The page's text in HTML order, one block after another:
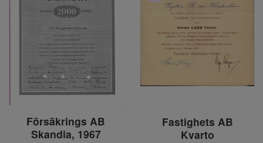
Försäkrings AB
Skandia, 1967
Fastighets AB
Kvarto